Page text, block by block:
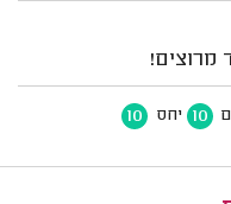
מרוצים!
10 יחס 10